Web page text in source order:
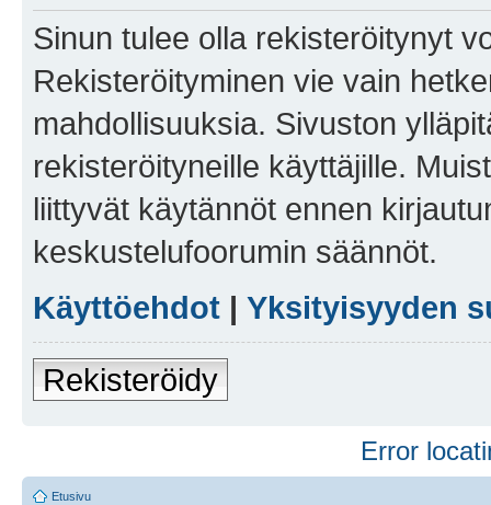
Sinun tulee olla rekisteröitynyt
Rekisteröityminen vie vain
mahdollisuuksia. Sivuston
rekisteröityneille käyttäjille.
liittyvät käytännöt ennen
keskustelufoorumin säännöt.
Käyttöehdot | Yksityisyyden
Rekisteröidy
Error
Etusivu